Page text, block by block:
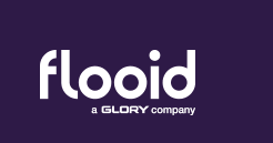
content